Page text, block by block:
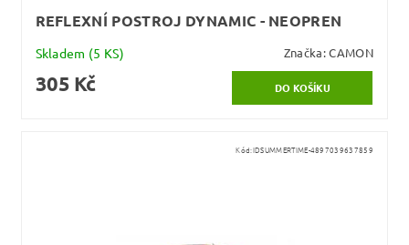
REFLEXNÍ POSTROJ DYNAMIC - NEOPREN
Skladem (5 KS) Značka:CAMON
305 Kč
Kód:IDSUMMERTIME-4897039637859